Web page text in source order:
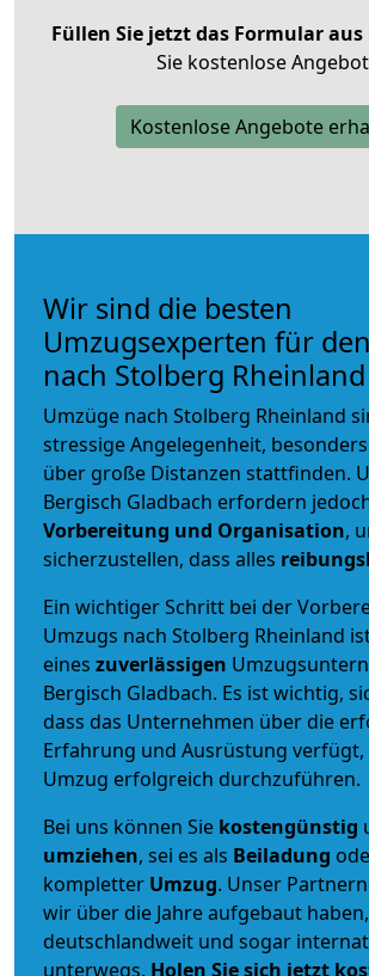
Füllen Sie jetzt das Formular aus
Sie kostenlose
Kostenlose Angebote
Wir sind die besten
Umzugsexperten für
nach Stolberg Rheinland
Umzüge nach Stolberg Rheinland
stressige Angelegenheit,
über große Distanzen stattfinden.
Bergisch Gladbach erfordern
Vorbereitung und Organisation,
sicherzustellen, dass alles
Ein wichtiger Schritt bei der
Umzugs nach Stolberg Rheinland
eines zuverlässigen
Bergisch Gladbach. Es ist wichtig,
dass das Unternehmen über die
Erfahrung und Ausrüstung verfügt,
Umzug erfolgreich durchzuführen.
Bei uns können Sie kostengünstig
umziehen, sei es als Beiladung
kompletter Umzug. Unser
wir über die Jahre aufgebaut
deutschlandweit und sogar
unterwegs. Holen Sie sich jetzt